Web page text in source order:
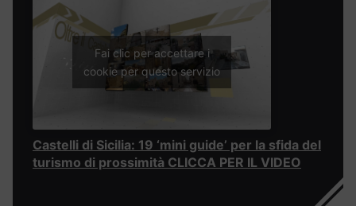
Fai clic per accettare i
cookie per questo servizio
Castelli di Sicilia: 19 ‘mini guide’ per la sfida del
turismo di prossimità CLICCA PER IL VIDEO